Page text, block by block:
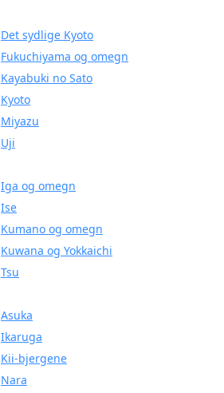
Det sydlige Kyoto
Fukuchiyama og omegn
Kayabuki no Sato
Kyoto
Miyazu
Uji
Iga og omegn
Ise
Kumano og omegn
Kuwana og Yokkaichi
Tsu
Asuka
Ikaruga
Kii-bjergene
Nara